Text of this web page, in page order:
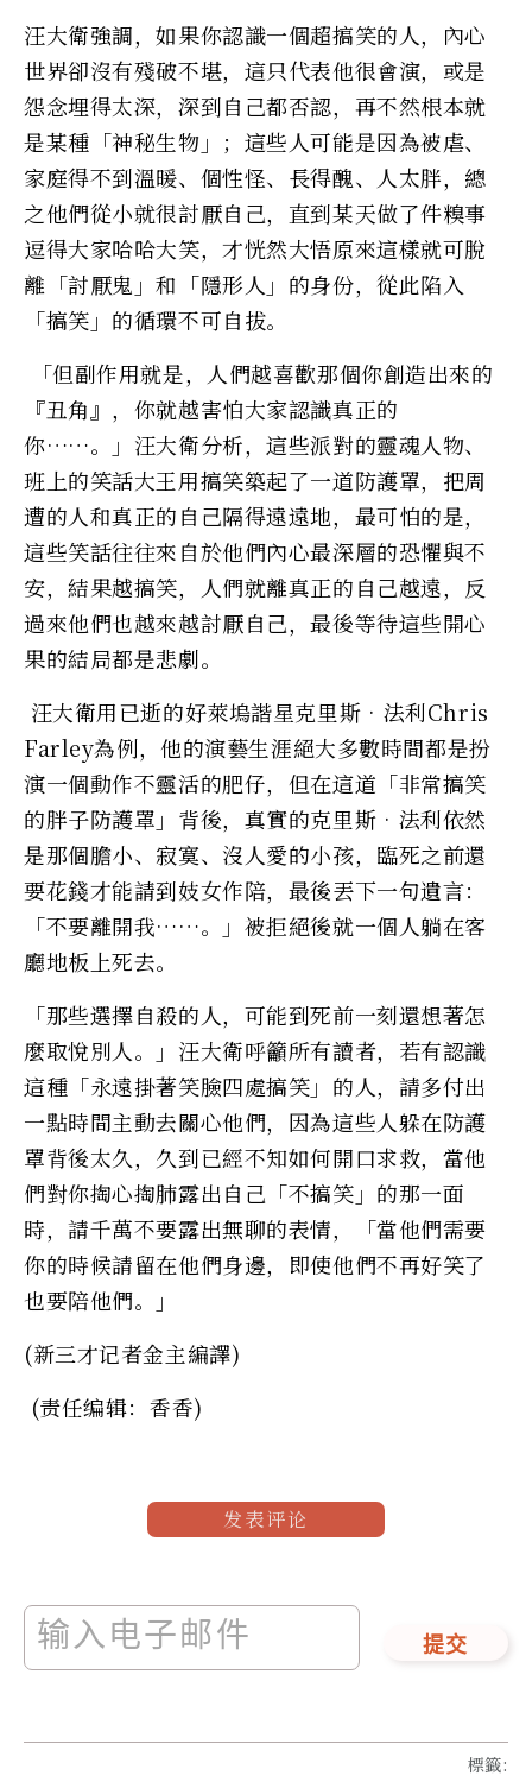
汪大衛強調，如果你認識一個超搞笑的人，內心
世界卻沒有殘破不堪，這只代表他很會演，或是
怨念埋得太深，深到自己都否認，再不然根本就
是某種「神秘生物」；這些人可能是因為被虐、
家庭得不到溫暖、個性怪、長得醜、人太胖，總
之他們從小就很討厭自己，直到某天做了件糗事
逗得大家哈哈大笑，才恍然大悟原來這樣就可脫
離「討厭鬼」和「隱形人」的身份，從此陷入
「搞笑」的循環不可自拔。
「但副作用就是，人們越喜歡那個你創造出來的
『丑角』，你就越害怕大家認識真正的
你……。」汪大衛分析，這些派對的靈魂人物、
班上的笑話大王用搞笑築起了一道防護罩，把周
遭的人和真正的自己隔得遠遠地，最可怕的是，
這些笑話往往來自於他們內心最深層的恐懼與不
安，結果越搞笑，人們就離真正的自己越遠，反
過來他們也越來越討厭自己，最後等待這些開心
果的結局都是悲劇。
汪大衛用已逝的好萊塢諧星克里斯‧法利Chris
Farley為例，他的演藝生涯絕大多數時間都是扮
演一個動作不靈活的肥仔，但在這道「非常搞笑
的胖子防護罩」背後，真實的克里斯‧法利依然
是那個膽小、寂寞、沒人愛的小孩，臨死之前還
要花錢才能請到妓女作陪，最後丟下一句遺言：
「不要離開我……。」被拒絕後就一個人躺在客
廳地板上死去。
「那些選擇自殺的人，可能到死前一刻還想著怎
麼取悅別人。」汪大衛呼籲所有讀者，若有認識
這種「永遠掛著笑臉四處搞笑」的人，請多付出
一點時間主動去關心他們，因為這些人躲在防護
罩背後太久，久到已經不知如何開口求救，當他
們對你掏心掏肺露出自己「不搞笑」的那一面
時，請千萬不要露出無聊的表情，「當他們需要
你的時候請留在他們身邊，即使他們不再好笑了
也要陪他們。」
(新三才记者金主編譯)
(责任编辑：香香)
发表评论
提交
標籤: